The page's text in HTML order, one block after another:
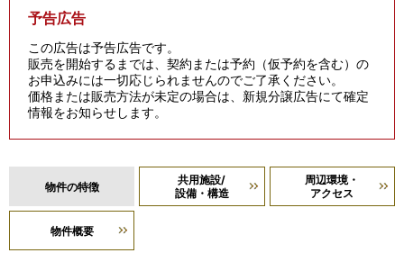
予告広告
この広告は予告広告です。
販売を開始するまでは、契約または予約（仮予約を含む）の
お申込みには一切応じられませんのでご了承ください。
価格または販売方法が未定の場合は、新規分譲広告にて確定
情報をお知らせします。
物件の特徴
共用施設/
設備・構造
周辺環境・
アクセス
物件概要